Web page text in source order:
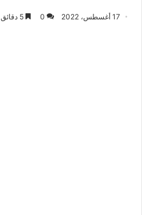
17 أغسطس، 2022 0